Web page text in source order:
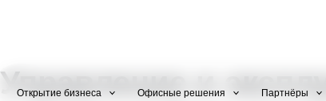
Открытие бизнеса Офисные решения Партнёры
Управление и